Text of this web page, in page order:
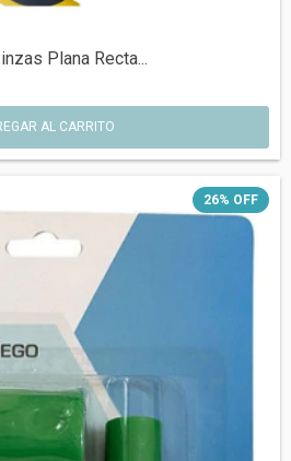
Plana Recta...
26% OFF